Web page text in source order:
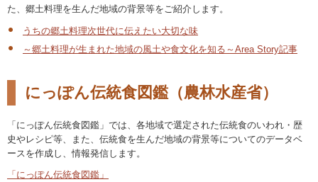
た、郷土料理を生んだ地域の背景等をご紹介します。
うちの郷土料理次世代に伝えたい大切な味
～郷土料理が生まれた地域の風土や食文化を知る～Area Story記事
にっぽん伝統食図鑑（農林水産省）
「にっぽん伝統食図鑑」では、各地域で選定された伝統食のいわれ・歴
史やレシピ等、また、伝統食を生んだ地域の背景等についてのデータベ
ースを作成し、情報発信します。
「にっぽん伝統食図鑑」